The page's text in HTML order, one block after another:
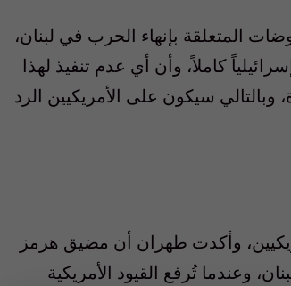
المتعلقة بإنهاء الحرب في لبنان،
كاملاً، وأن أي عدم تنفيذ لهذا
وبالتالي سيكون على الأمريكيين الرد
وأكدت طهران أن مضيق هرمز
وعندما تُرفع القيود الأمريكية